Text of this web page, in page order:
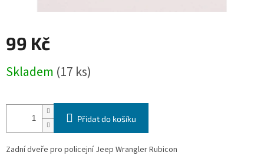
99 Kč
cena:
Skladem (17 ks)
Přidat do košíku
Zadní dveře pro policejní Jeep Wrangler Rubicon